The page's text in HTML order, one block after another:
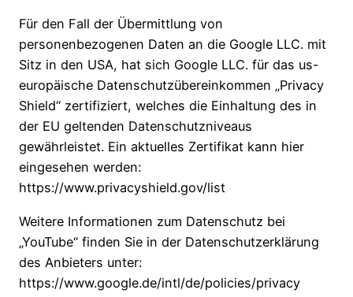
Für den Fall der Übermittlung von
personenbezogenen Daten an die Google LLC. mit
Sitz in den USA, hat sich Google LLC. für das us-
europäische Datenschutzübereinkommen „Privacy
Shield“ zertifiziert, welches die Einhaltung des in
der EU geltenden Datenschutzniveaus
gewährleistet. Ein aktuelles Zertifikat kann hier
eingesehen werden:
https://www.privacyshield.gov/list
Weitere Informationen zum Datenschutz bei
„YouTube“ finden Sie in der Datenschutzerklärung
des Anbieters unter:
https://www.google.de/intl/de/policies/privacy